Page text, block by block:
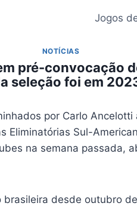
Jogos
NOTÍCIAS
pré-convocação
seleção foi em
por Carlo Ancelotti
Eliminatórias Sul-
na semana passada,
desde outubro